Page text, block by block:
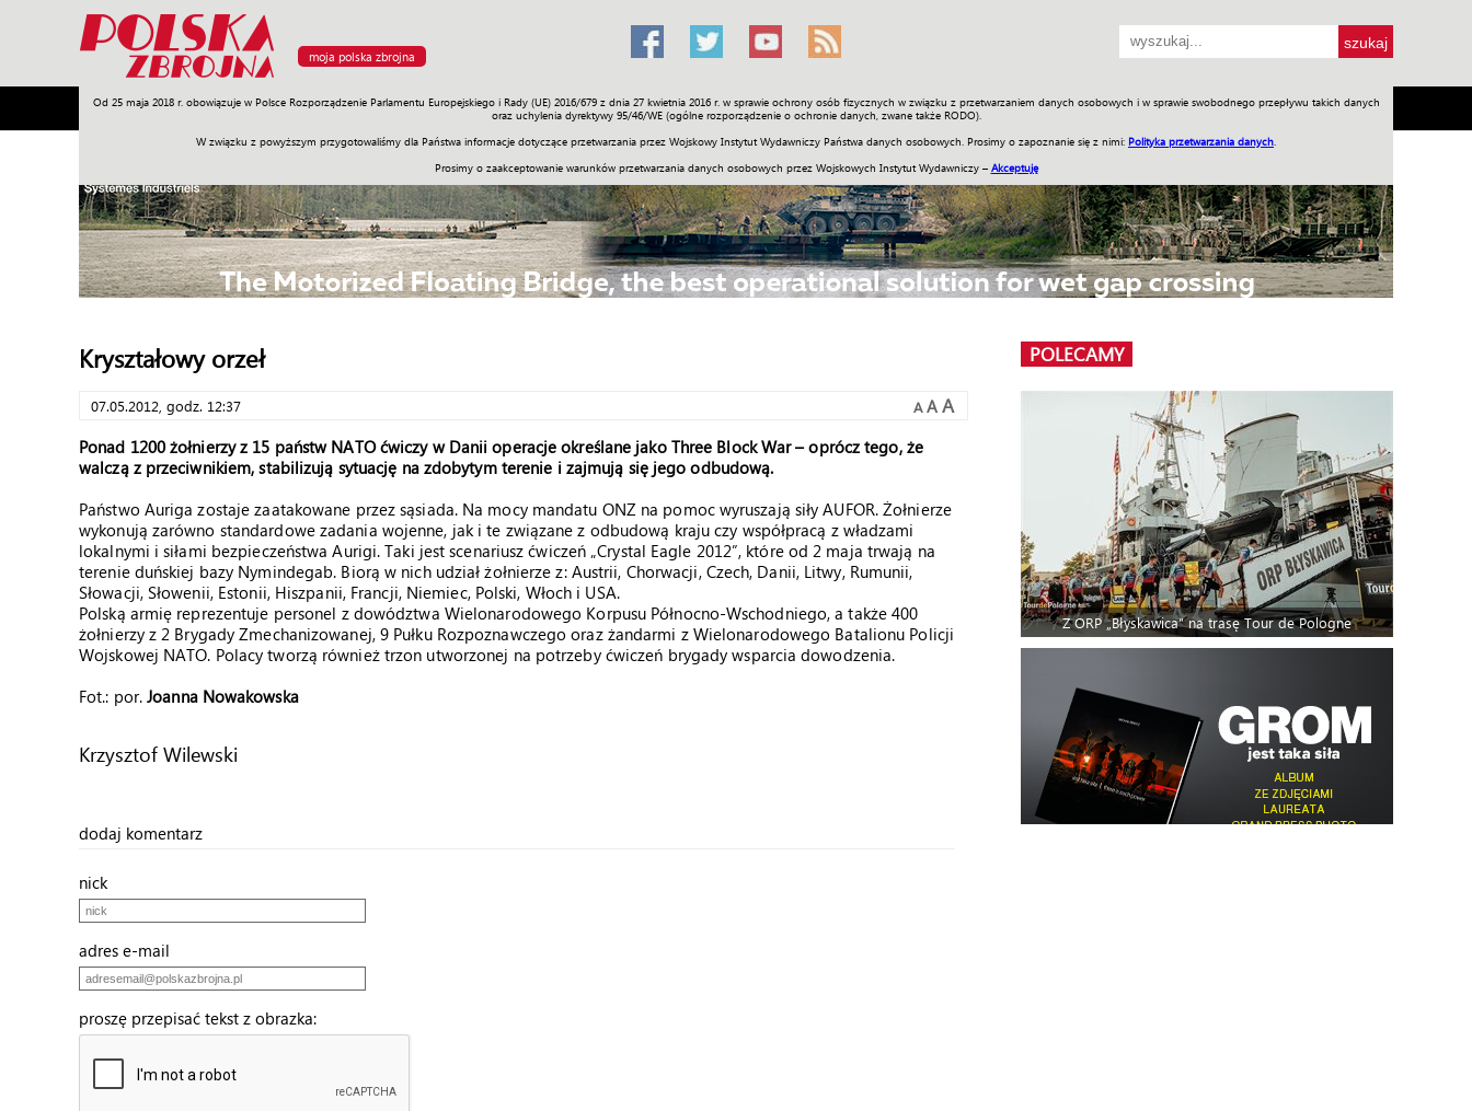
moja polska zbrojna
Od 25 maja 2018 r. obowiązuje w Polsce Rozporządzenie Parlamentu Europejskiego i Rady (UE) 2016/679 z dnia 27 kwietnia 2016 r. w sprawie ochrony osób fizycznych w związku z przetwarzaniem danych osobowych i w sprawie swobodnego przepływu takich danych
oraz uchylenia dyrektywy 95/46/WE (ogólne rozporządzenie o ochronie danych, zwane także RODO).
W związku z powyższym przygotowaliśmy dla Państwa informacje dotyczące przetwarzania przez Wojskowy Instytut Wydawniczy Państwa danych osobowych. Prosimy o zapoznanie się z nimi: Polityka przetwarzania danych
Prosimy o zaakceptowanie warunków przetwarzania danych osobowych przez Wojskowych Instytut Wydawniczy – Akceptuję
Armia Poligon Sprzęt Misje Polityka Prawo Świat Społeczność Sport Historia Galerie Wideo ENGLISH SKLEP Jednodniówki Praca w WIW
Kryształowy orzeł
07.05.2012, godz. 12:37 A A A
Ponad 1200 żołnierzy z 15 państw NATO ćwiczy w Danii operacje określane jako Three Block War – oprócz tego, że
walczą z przeciwnikiem, stabilizują sytuację na zdobytym terenie i zajmują się jego odbudową.
Państwo Auriga zostaje zaatakowane przez sąsiada. Na mocy mandatu ONZ na pomoc wyruszają siły AUFOR. Żołnierze
wykonują zarówno standardowe zadania wojenne, jak i te związane z odbudową kraju czy współpracą z władzami
lokalnymi i siłami bezpieczeństwa Aurigi. Taki jest scenariusz ćwiczeń „Crystal Eagle 2012”, które od 2 maja trwają na
terenie duńskiej bazy Nymindegab. Biorą w nich udział żołnierze z: Austrii, Chorwacji, Czech, Danii, Litwy, Rumunii,
Słowacji, Słowenii, Estonii, Hiszpanii, Francji, Niemiec, Polski, Włoch i USA.
Polską armię reprezentuje personel z dowództwa Wielonarodowego Korpusu Północno-Wschodniego, a także 400
żołnierzy z 2 Brygady Zmechanizowanej, 9 Pułku Rozpoznawczego oraz żandarmi z Wielonarodowego Batalionu Policji
Wojskowej NATO. Polacy tworzą również trzon utworzonej na potrzeby ćwiczeń brygady wsparcia dowodzenia.
Fot.: por. Joanna Nowakowska
Krzysztof Wilewski
dodaj komentarz
nick
adres e-mail
proszę przepisać tekst z obrazka:
POLECAMY
Z ORP „Błyskawica” na trasę Tour de Pologne